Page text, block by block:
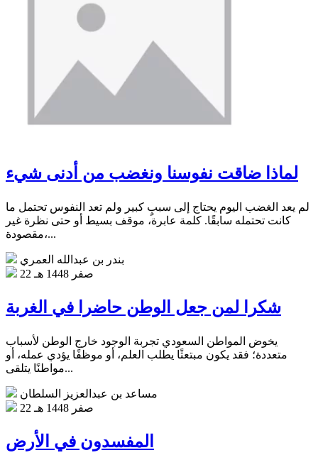
لماذا ضاقت نفوسنا ونغضب من أدنى شيء
لم يعد الغضب اليوم يحتاج إلى سببٍ كبير ولم تعد النفوس تحتمل ما
كانت تحتمله سابقًا. كلمة عابرة، موقف بسيط أو حتى نظرة غير
مقصودة،...
بندر بن عبدالله العمري
22 صفر 1448 هـ
شكرا لمن جعل الوطن حاضرا في الغربة
يخوض المواطن السعودي تجربة الوجود خارج الوطن لأسباب
متعددة؛ فقد يكون مبتعثًا يطلب العلم، أو موظفًا يؤدي عمله، أو
مواطنًا يتلقى...
مساعد بن عبدالعزيز السلطان
22 صفر 1448 هـ
المفسدون في الأرض